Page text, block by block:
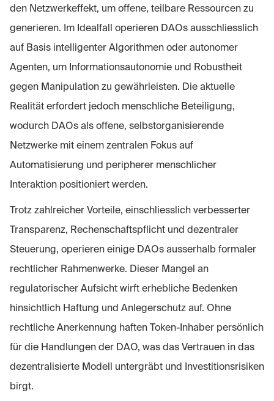
den Netzwerkeffekt, um offene, teilbare Ressourcen zu
generieren. Im Idealfall operieren DAOs ausschliesslich
auf Basis intelligenter Algorithmen oder autonomer
Agenten, um Informationsautonomie und Robustheit
gegen Manipulation zu gewährleisten. Die aktuelle
Realität erfordert jedoch menschliche Beteiligung,
wodurch DAOs als offene, selbstorganisierende
Netzwerke mit einem zentralen Fokus auf
Automatisierung und peripherer menschlicher
Interaktion positioniert werden.
Trotz zahlreicher Vorteile, einschliesslich verbesserter
Transparenz, Rechenschaftspflicht und dezentraler
Steuerung, operieren einige DAOs ausserhalb formaler
rechtlicher Rahmenwerke. Dieser Mangel an
regulatorischer Aufsicht wirft erhebliche Bedenken
hinsichtlich Haftung und Anlegerschutz auf. Ohne
rechtliche Anerkennung haften Token-Inhaber persönlich
für die Handlungen der DAO, was das Vertrauen in das
dezentralisierte Modell untergräbt und Investitionsrisiken
birgt.